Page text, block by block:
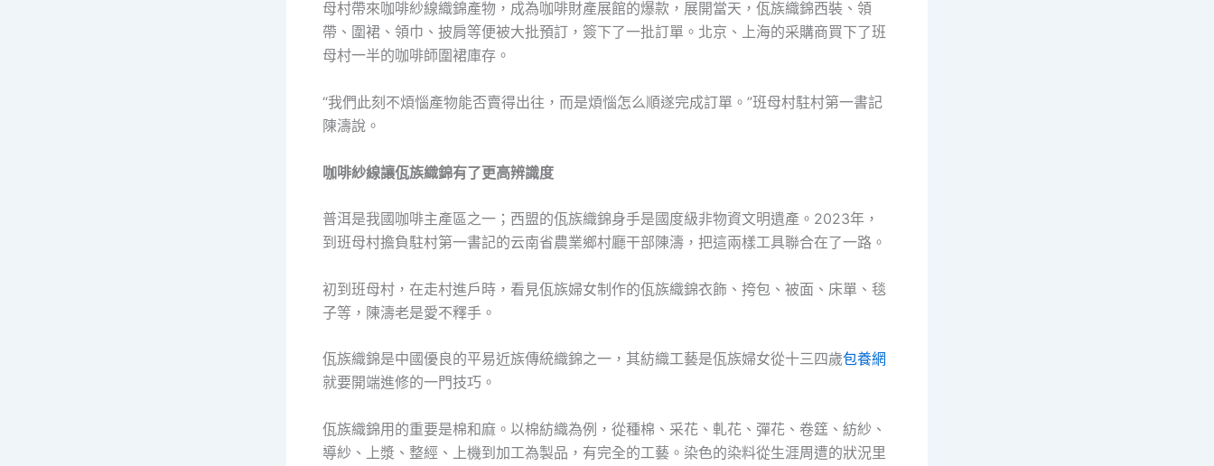
母村帶來咖啡紗線織錦產物，成為咖啡財產展館的爆款，展開當天，佤族織錦西裝、領
帶、圍裙、領巾、披肩等便被大批預訂，簽下了一批訂單。北京、上海的采購商買下了班
母村一半的咖啡師圍裙庫存。
“我們此刻不煩惱產物能否賣得出往，而是煩惱怎么順遂完成訂單。”班母村駐村第一書記
陳濤說。
咖啡紗線讓佤族織錦有了更高辨識度
普洱是我國咖啡主產區之一；西盟的佤族織錦身手是國度級非物資文明遺產。2023年，
到班母村擔負駐村第一書記的云南省農業鄉村廳干部陳濤，把這兩樣工具聯合在了一路。
初到班母村，在走村進戶時，看見佤族婦女制作的佤族織錦衣飾、挎包、被面、床單、毯
子等，陳濤老是愛不釋手。
佤族織錦是中國優良的平易近族傳統織錦之一，其紡織工藝是佤族婦女從十三四歲包養網
就要開端進修的一門技巧。
佤族織錦用的重要是棉和麻。以棉紡織為例，從種棉、采花、軋花、彈花、卷筳、紡紗、
導紗、上漿、整經、上機到加工為製品，有完全的工藝。染色的染料從生涯周遭的狀況里